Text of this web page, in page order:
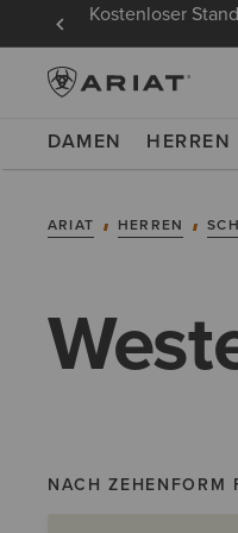
Kostenloser
DAMEN HERREN
ARIAT HERREN
NACH ZEHENFORM